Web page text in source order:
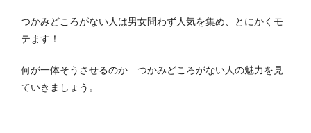
つかみどころがない人は男女問わず人気を集め、とにかくモ
テます！
何が一体そうさせるのか…つかみどころがない人の魅力を見
ていきましょう。